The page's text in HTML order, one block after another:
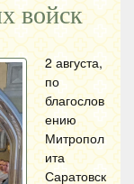
войск
2 августа,
по
благослов
ению
Митропол
ита
Саратовск